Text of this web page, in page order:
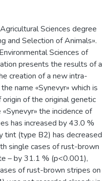
Sciences degree
and Selection of Animals».
Sciences of
presents the results of a
creation of a new intra-
name «Synevyr» which is
of the original genetic
the incidence of
has increased by 43.0 %
tint (type B2) has decreased
single cases of rust-brown
– by 31.1 % (p<0.001),
of rust-brown stripes on